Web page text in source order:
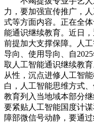
力，要加强宣传推广，
式等方面内容。正在全
能通识继续教育。近日
前提加大支撑保障。人
导向、使用导向、自
取人工智能通识继续教
从性，沉点进修人工智
白，人工智能思维方式
教育列入当地域本部分
要紧贴人工智能国度计
障部微信号动静，要通